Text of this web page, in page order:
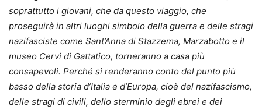
soprattutto i giovani, che da questo viaggio, che
proseguirà in altri luoghi simbolo della guerra e delle stragi
nazifasciste come Sant’Anna di Stazzema, Marzabotto e il
museo Cervi di Gattatico, torneranno a casa più
consapevoli. Perché si renderanno conto del punto più
basso della storia d’Italia e d’Europa, cioè del nazifascismo,
delle stragi di civili, dello sterminio degli ebrei e dei